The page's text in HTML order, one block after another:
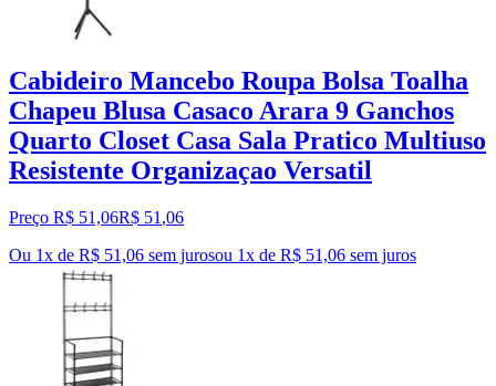
Cabideiro Mancebo Roupa Bolsa Toalha
Chapeu Blusa Casaco Arara 9 Ganchos
Quarto Closet Casa Sala Pratico Multiuso
Resistente Organizaçao Versatil
Preço R$ 51,06R$ 51 ,06
Ou 1x de R$ 51,06 sem jurosou 1x de R$ 51,06 sem juros